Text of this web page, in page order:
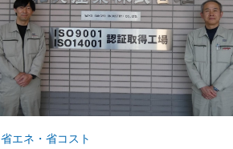
省エネ・省コスト